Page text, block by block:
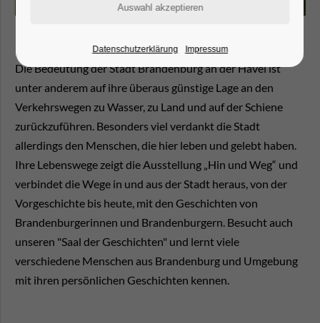
Die Bedeutung der Stadt Brandenburg an der Havel ist
unter anderem auf ihre überaus günstige Lage an den
Verkehrswegen zu Wasser, zu Land und auf der Schiene
zurückzuführen. Besonders viel verdankt die Stadt
allerdings den Menschen, die hier leben und gelebt haben.
Ihre Lebenswege zeigt die Ausstellung „Hin und Weg“ und
verbindet die Wege in und aus der Stadt heraus, von der
Vorgeschichte bis heute, mit den Geschichten von
Brandenburgerinnen und Brandenburgern. Besucht auch
unseren "Saal der Geschichten" und lernt viele
verschiedene Menschen aus Brandenburg und Umgebung
mit ihren persönlichen Geschichten kennen.
Datenschutzerklärung Impressum